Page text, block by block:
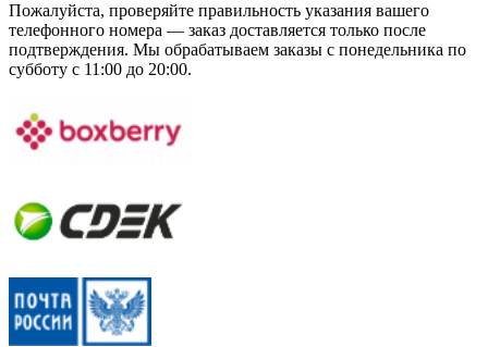
Пожалуйста, проверяйте правильность указания вашего
телефонного номера — заказ доставляется только после
подтверждения. Мы обрабатываем заказы с понедельника по
субботу с 11:00 до 20:00.